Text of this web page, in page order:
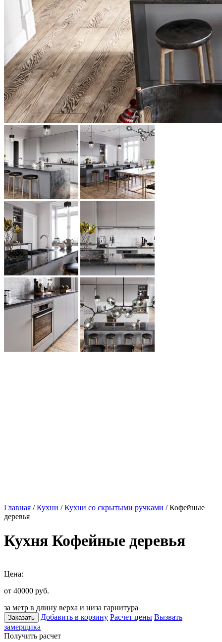
Главная /Кухни /Кухни со скрытыми ручками / Кофейные
деревья
Кухня Кофейные деревья
Цена:
от 40000 руб.
за метр в длину верха и низа гарнитура
Заказать Добавить в корзину Расчет цены Вызвать
замерщика
Получить расчет